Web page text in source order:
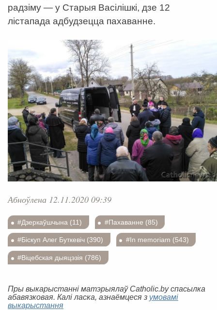
радзіму — у Старыя Васілішкі, дзе 12
лістапада адбудзецца пахаванне.
Абноўлена 12.11.2020 09:39
#Дзеркаўшчына (11) #Пахаванне (85)
#Біскуп Алег Буткевіч (390) #In memoriam (543)
#Віцебская дыяцэзія (786)
Пры выкарыстанні матэрыялаў Catholic.by спасылка
абавязковая. Калі ласка, азнаёмцеся з умовамі
выкарыстання